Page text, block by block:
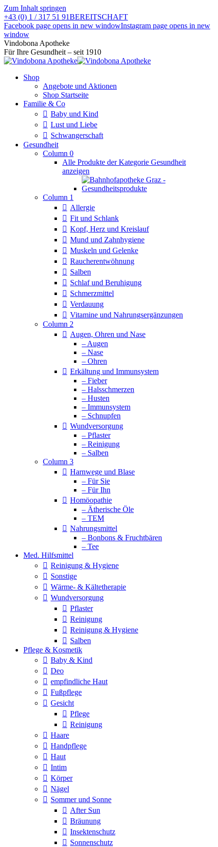
Zum Inhalt springen
+43 (0) 1 / 317 51 91BEREITSCHAFT
Facebook page opens in new windowInstagram page opens in new
window
Vindobona Apotheke
Für Ihre Gesundheit – seit 1910
Shop
Angebote und Aktionen
Shop Startseite
Familie & Co
Baby und Kind
Lust und Liebe
Schwangerschaft
Gesundheit
Column 0
Alle Produkte der Kategorie Gesundheit
anzeigen
Column 1
Allergie
Fit und Schlank
Kopf, Herz und Kreislauf
Mund und Zahnhygiene
Muskeln und Gelenke
Raucherentwöhnung
Salben
Schlaf und Beruhigung
Schmerzmittel
Verdauung
Vitamine und Nahrungsergänzungen
Column 2
Augen, Ohren und Nase
– Augen
– Nase
– Ohren
Erkältung und Immunsystem
– Fieber
– Halsschmerzen
– Husten
– Immunsystem
– Schnupfen
Wundversorgung
– Pflaster
– Reinigung
– Salben
Column 3
Harnwege und Blase
– Für Sie
– Für Ihn
Homöopathie
– Ätherische Öle
– TEM
Nahrungsmittel
– Bonbons & Fruchtbären
– Tee
Med. Hilfsmittel
Reinigung & Hygiene
Sonstige
Wärme- & Kältetherapie
Wundversorgung
Pflaster
Reinigung
Reinigung & Hygiene
Salben
Pflege & Kosmetik
Baby & Kind
Deo
empfindliche Haut
Fußpflege
Gesicht
Pflege
Reinigung
Haare
Handpflege
Haut
Intim
Körper
Nägel
Sommer und Sonne
After Sun
Bräunung
Insektenschutz
Sonnenschutz